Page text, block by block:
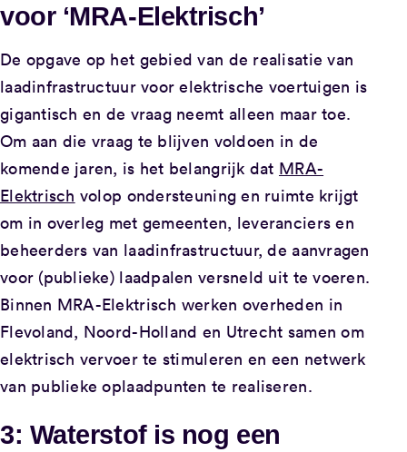
voor ‘MRA-Elektrisch’
De opgave op het gebied van de realisatie van
laadinfrastructuur voor elektrische voertuigen is
gigantisch en de vraag neemt alleen maar toe.
Om aan die vraag te blijven voldoen in de
komende jaren, is het belangrijk dat MRA-
Elektrisch volop ondersteuning en ruimte krijgt
om in overleg met gemeenten, leveranciers en
beheerders van laadinfrastructuur, de aanvragen
voor (publieke) laadpalen versneld uit te voeren.
Binnen MRA-Elektrisch werken overheden in
Flevoland, Noord-Holland en Utrecht samen om
elektrisch vervoer te stimuleren en een netwerk
van publieke oplaadpunten te realiseren.
3: Waterstof is nog een